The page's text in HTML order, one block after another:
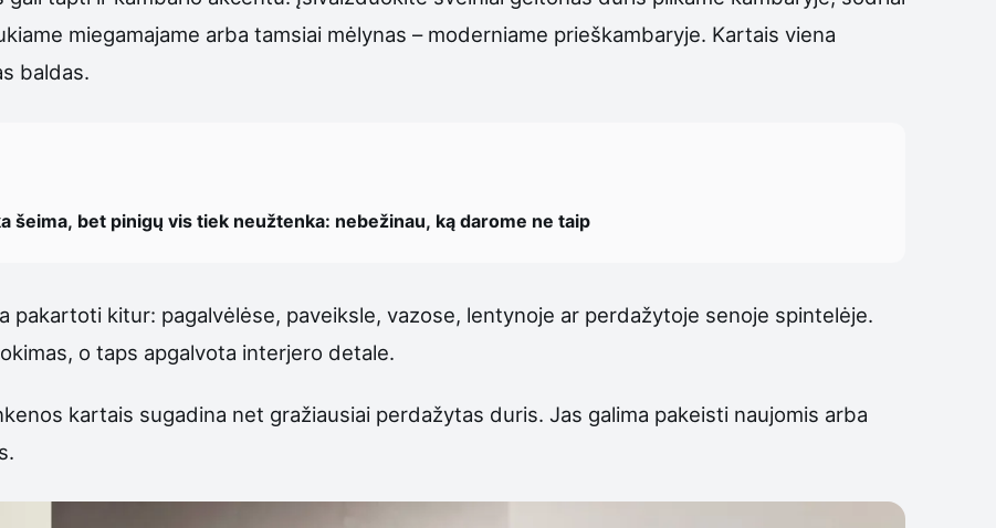
miegamajame arba tamsiai mėlynas – moderniame prieškambaryje. Kartais viena
baldas.
šeima, bet pinigų vis tiek neužtenka: nebežinau, ką darome ne taip
pakartoti kitur: pagalvėlėse, paveiksle, vazose, lentynoje ar perdažytoje senoje spintelėje.
o taps apgalvota interjero detale.
kartais sugadina net gražiausiai perdažytas duris. Jas galima pakeisti naujomis arba